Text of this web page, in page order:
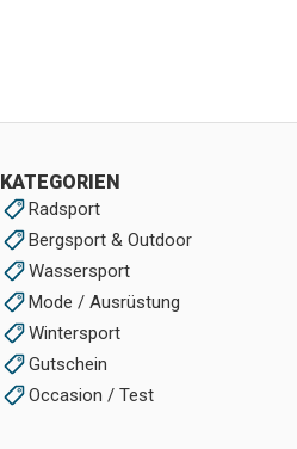
KATEGORIEN
Radsport
Bergsport & Outdoor
Wassersport
Mode / Ausrüstung
Wintersport
Gutschein
Occasion / Test